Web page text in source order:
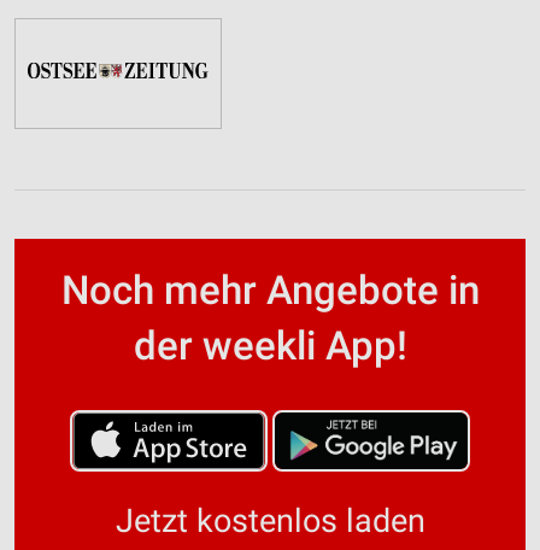
Noch mehr Angebote in
der weekli App!
Jetzt kostenlos laden